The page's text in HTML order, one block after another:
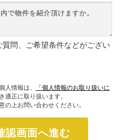
問、ご希望条件などがござい
人情報は、
「個人情報のお取り扱いに
適正に取り扱います。
の上お問い合わせください。
認画面へ進む